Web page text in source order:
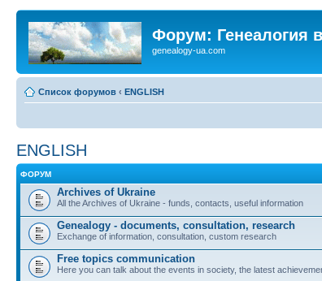
Форум: Генеалогия
genealogy-ua.com
Список форумов ‹ ENGLISH
ENGLISH
ФОРУМ
Archives of Ukraine
All the Archives of Ukraine - funds, contacts, useful information
Genealogy - documents, consultation, research
Exchange of information, consultation, custom research
Free topics communication
Here you can talk about the events in society, the latest